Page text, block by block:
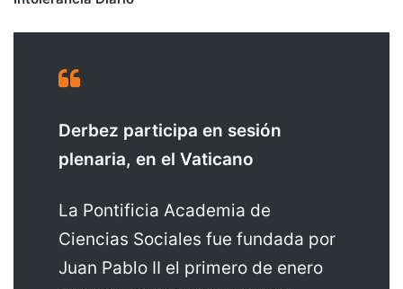
Derbez participa en sesión
plenaria, en el Vaticano
La Pontificia Academia de
Ciencias Sociales fue fundada por
Juan Pablo II el primero de enero